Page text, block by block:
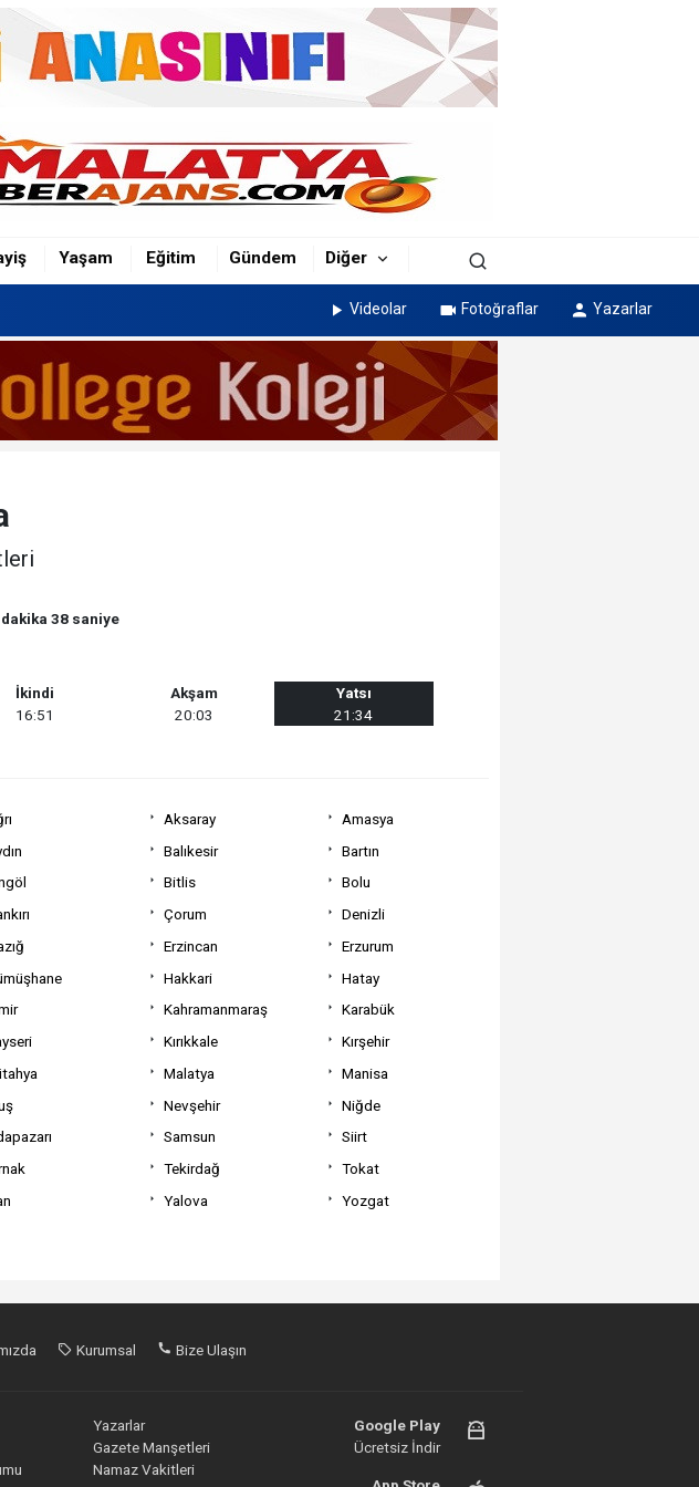
Yaşam Eğitim Gündem Diğer
Videolar Fotoğraflar Yazarlar
38 saniye
İkindi
16:51
Akşam
20:03
Yatsı
21:34
Aksaray
Amasya
Balıkesir
Bartın
Bitlis
Bolu
Çorum
Denizli
Erzincan
Erzurum
Hakkari
Hatay
Kahramanmaraş
Karabük
Kırıkkale
Kırşehir
Malatya
Manisa
Nevşehir
Niğde
Samsun
Siirt
Tekirdağ
Tokat
Yalova
Yozgat
Kurumsal Bize Ulaşın
Yazarlar
Gazete Manşetleri
Namaz Vakitleri
Google Play
Ücretsiz İndir